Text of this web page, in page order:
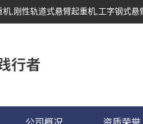
机,刚性轨道式悬臂起重机,工字钢式